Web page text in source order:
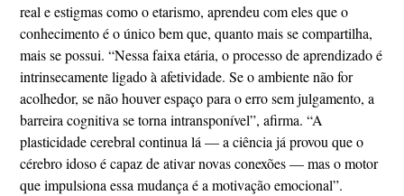
real e estigmas como o etarismo, aprendeu com eles que o
conhecimento é o único bem que, quanto mais se compartilha,
mais se possui. “Nessa faixa etária, o processo de aprendizado é
intrinsecamente ligado à afetividade. Se o ambiente não for
acolhedor, se não houver espaço para o erro sem julgamento, a
barreira cognitiva se torna intransponível”, afirma. “A
plasticidade cerebral continua lá — a ciência já provou que o
cérebro idoso é capaz de ativar novas conexões — mas o motor
que impulsiona essa mudança é a motivação emocional”.